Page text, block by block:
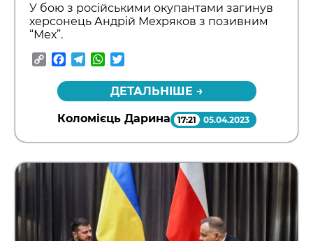
У бою з російськими окупантами загинув
херсонець Андрій Мехряков з позивним
“Мех”.
CopyFacebook
TelegramWhatsApp
ДЕТАЛЬНІШЕ →
Коломієць Дарина 17:21 05.04.2023